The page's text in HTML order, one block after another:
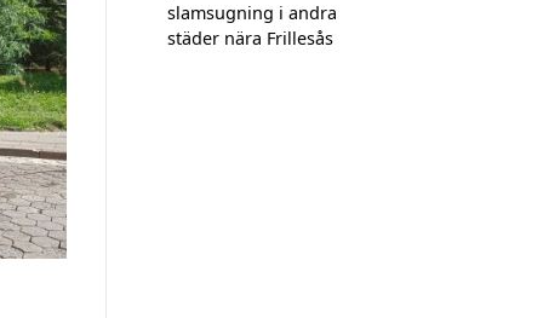
slamsugning i andra
städer nära Frillesås